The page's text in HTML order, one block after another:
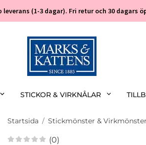
leverans (1-3 dagar). Fri retur och 30 dagars
STICKOR & VIRKNÅLAR
Startsida / Stickmönster & Virkmönster
(0)